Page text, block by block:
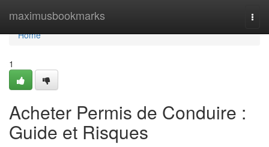
maximusbookmarks
Home
Home
1
Acheter Permis de Conduire :
Guide et Risques